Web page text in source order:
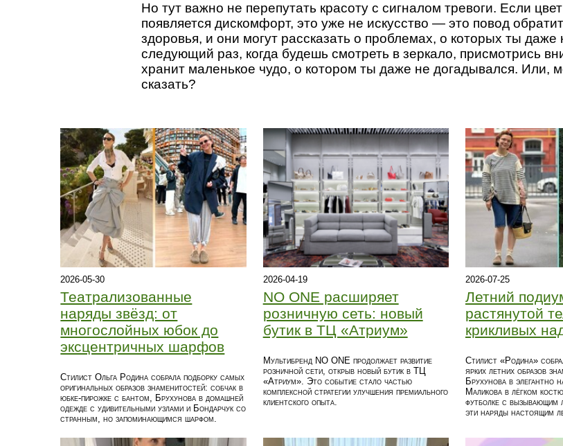
Но тут важно не перепутать красоту с сигналом тревоги. Если
появляется дискомфорт, это уже не искусство — это повод
здоровья, и они могут рассказать о проблемах, о которых ты даже
следующий раз, когда будешь смотреть в зеркало, присмотрись
хранит маленькое чудо, о котором ты даже не догадывался. Или,
сказать?
2026-05-30
Театрализованные
наряды звёзд: от
многослойных юбок до
эксцентричных шарфов
Стилист Ольга Родина собрала подборку самых
оригинальных образов знаменитостей: собчак в
юбке‑пирожке с бантом, Брухунова в домашней
одежде с удивительными узлами и Бондарчук со
странным, но запоминающимся шарфом.
2026-04-19
NO ONE расширяет
розничную сеть: новый
бутик в ТЦ «Атриум»
Мультибренд NO ONE продолжает развитие
розничной сети, открыв новый бутик в ТЦ
«Атриум». Это событие стало частью
комплексной стратегии улучшения премиального
клиентского опыта.
2026-07-25
Летний
растянутой
крикливых
Стилист «Родина»
ярких летних образов
Брухунова в элегантно
Маликова в лёгком
футболке с вызывающим
эти наряды настоящим